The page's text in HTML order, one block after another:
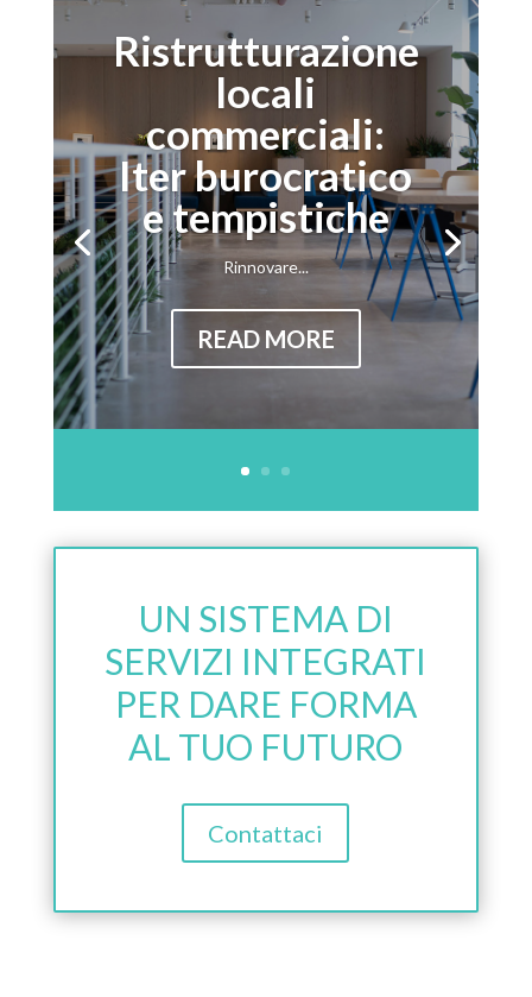
Ristrutturazione
locali
commerciali:
Iter burocratico
e tempistiche
Rinnovare...
READ MORE
UN SISTEMA DI
SERVIZI INTEGRATI
PER DARE FORMA
AL TUO FUTURO
Contattaci